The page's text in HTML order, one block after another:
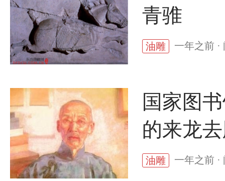
青骓
油雕 一年之前 ·
国家图
的来龙
油雕 一年之前 ·